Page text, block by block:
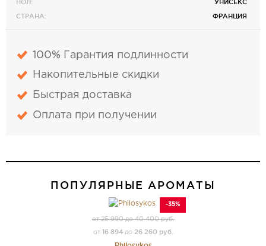
ПОЛ:
УНИСЕКС
СТРАНА:
ФРАНЦИЯ
100% Гарантия подлинности
Накопительные скидки
Быстрая доставка
Оплата при получении
ПОПУЛЯРНЫЕ АРОМАТЫ
-35%
от 25 990 до 40 400 руб.
от 16 894до 26 260 руб.